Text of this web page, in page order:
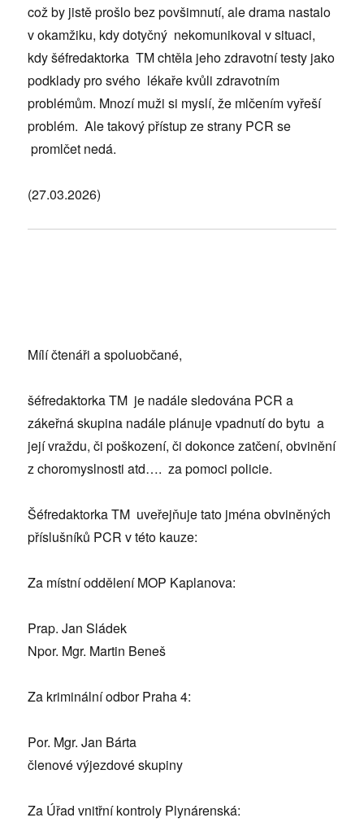
což by jistě prošlo bez povšimnutí, ale drama nastalo
v okamžiku, kdy dotyčný nekomunikoval v situaci,
kdy šéfredaktorka TM chtěla jeho zdravotní testy jako
podklady pro svého lékaře kvůli zdravotním
problémům. Mnozí muži si myslí, že mlčením vyřeší
problém. Ale takový přístup ze strany PCR se
promlčet nedá.
(27.03.2026)
Mílí čtenáři a spoluobčané,
šéfredaktorka TM je nadále sledována PCR a
zákeřná skupina nadále plánuje vpadnutí do bytu a
její vraždu, či poškození, či dokonce zatčení, obvinění
z choromyslnosti atd…. za pomoci policie.
Šéfredaktorka TM uveřejňuje tato jména obviněných
příslušníků PCR v této kauze:
Za místní oddělení MOP Kaplanova:
Prap. Jan Sládek
Npor. Mgr. Martin Beneš
Za kriminální odbor Praha 4:
Por. Mgr. Jan Bárta
členové výjezdové skupiny
Za Úřad vnitřní kontroly Plynárenská: